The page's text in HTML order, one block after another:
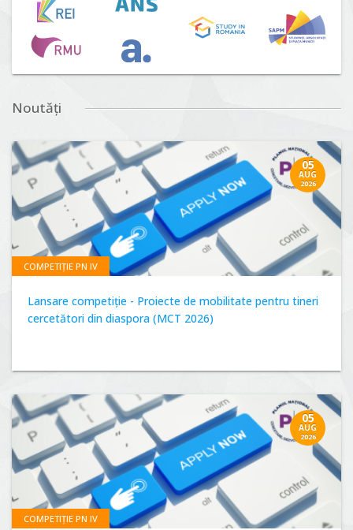
Noutăți
05
AUG
2026
COMPETIȚIE PN IV
Lansare competiție - Proiecte de mobilitate pentru tineri
cercetători din diaspora (MCT 2026)
05
AUG
2026
COMPETIȚIE PN IV